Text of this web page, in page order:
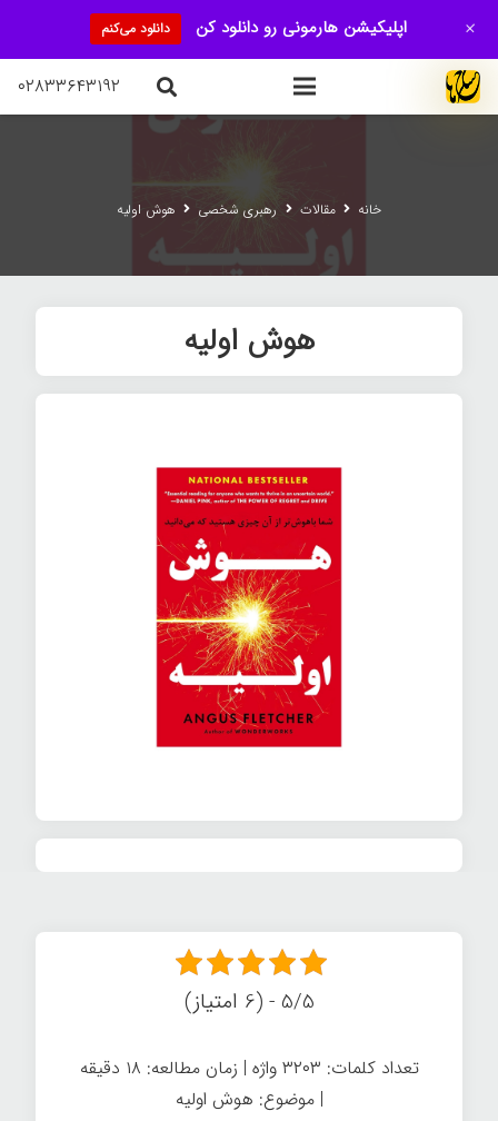
۰۲۸۳۳۶۴۳۱۹۲
خانه مقالات رهبری شخصی هوش اولیه
هوش اولیه
5/5 - (6 امتیاز)
تعداد کلمات: ۳۲۰۳ واژه | زمان مطالعه: ۱۸ دقیقه
| موضوع: هوش اولیه
اپلیکیشن هارمونی رو دانلود کن دانلود می‌کنم +